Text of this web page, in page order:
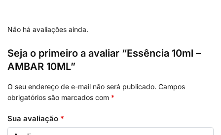
Não há avaliações ainda.
Seja o primeiro a avaliar “Essência 10ml –
AMBAR 10ML”
O seu endereço de e-mail não será publicado. Campos
obrigatórios são marcados com *
Sua avaliação *